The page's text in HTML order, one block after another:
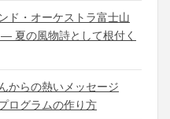
ド・オーケストラ富士山
夏の風物詩として根付く
からの熱いメッセージ
ログラムの作り方